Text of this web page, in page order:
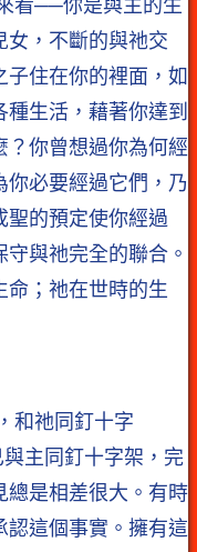
看──你是與主的生
女，不斷的與祂交
住在你的裡面，如
生活，藉著你達到
？你曾想過你為何經
必要經過它們，乃
聖的預定使你經過
與祂完全的聯合。
命；祂在世時的生
和祂同釘十字
主同釘十字架，完
總是相差很大。有時
認這個事實。擁有這